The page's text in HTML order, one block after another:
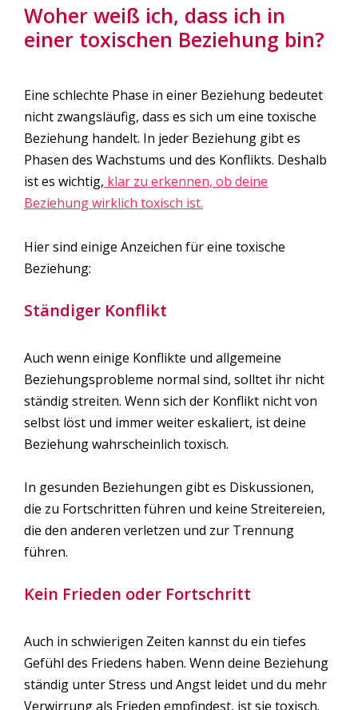
Woher weiß ich, dass ich in
einer toxischen Beziehung bin?
Eine schlechte Phase in einer Beziehung bedeutet
nicht zwangsläufig, dass es sich um eine toxische
Beziehung handelt. In jeder Beziehung gibt es
Phasen des Wachstums und des Konflikts. Deshalb
ist es wichtig, klar zu erkennen, ob deine
Beziehung wirklich toxisch ist.
Hier sind einige Anzeichen für eine toxische
Beziehung:
Ständiger Konflikt
Auch wenn einige Konflikte und allgemeine
Beziehungsprobleme normal sind, solltet ihr nicht
ständig streiten. Wenn sich der Konflikt nicht von
selbst löst und immer weiter eskaliert, ist deine
Beziehung wahrscheinlich toxisch.
In gesunden Beziehungen gibt es Diskussionen,
die zu Fortschritten führen und keine Streitereien,
die den anderen verletzen und zur Trennung
führen.
Kein Frieden oder Fortschritt
Auch in schwierigen Zeiten kannst du ein tiefes
Gefühl des Friedens haben. Wenn deine Beziehung
ständig unter Stress und Angst leidet und du mehr
Verwirrung als Frieden empfindest, ist sie toxisch.